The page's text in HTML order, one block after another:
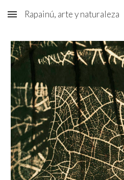
Skip to main content
Rapainú, arte y naturaleza